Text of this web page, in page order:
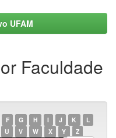
UFAM
Faculdade
F G H I J K
L
U V W X Y Z